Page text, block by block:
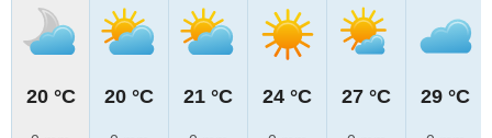
20 °C 20 °C 21 °C 24 °C 27 °C 29 °C